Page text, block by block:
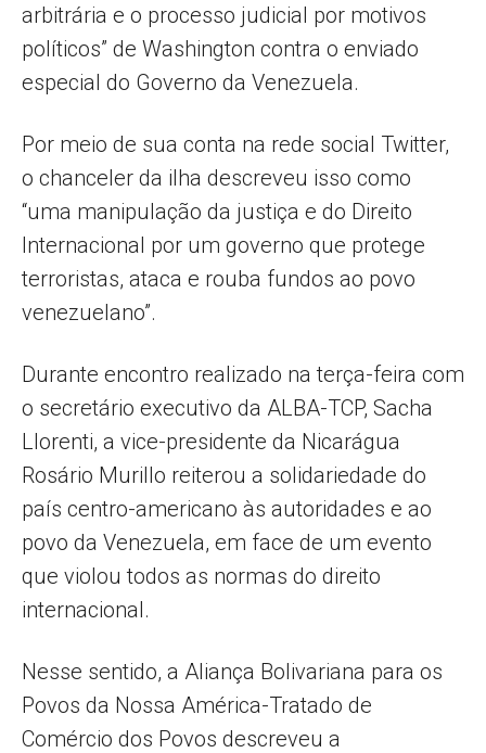
arbitrária e o processo judicial por motivos
políticos” de Washington contra o enviado
especial do Governo da Venezuela.
Por meio de sua conta na rede social Twitter,
o chanceler da ilha descreveu isso como
“uma manipulação da justiça e do Direito
Internacional por um governo que protege
terroristas, ataca e rouba fundos ao povo
venezuelano”.
Durante encontro realizado na terça-feira com
o secretário executivo da ALBA-TCP, Sacha
Llorenti, a vice-presidente da Nicarágua
Rosário Murillo reiterou a solidariedade do
país centro-americano às autoridades e ao
povo da Venezuela, em face de um evento
que violou todos as normas do direito
internacional.
Nesse sentido, a Aliança Bolivariana para os
Povos da Nossa América-Tratado de
Comércio dos Povos descreveu a